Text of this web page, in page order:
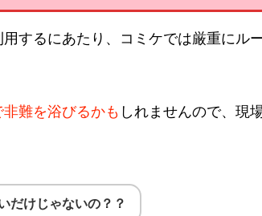
するにあたり、コミケでは厳重にル
難を浴びるかも しれませんので、現
だけじゃないの？？